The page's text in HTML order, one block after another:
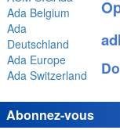
Ada Belgium
Ada
Deutschland
Ada Europe
Ada Switzerland
Abonnez-vous